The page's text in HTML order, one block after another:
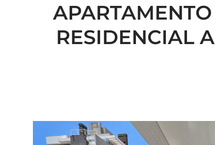
RESIDENCIAL